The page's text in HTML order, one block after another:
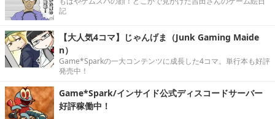
記
【大人気4コマ】じゃんげま（Junk Gaming Maide
n）
Game*Sparkの一大コンテンツに成長した4コマ。単行本も好評
発売中！
Game*Spark/インサイド公式ディスコードサーバー
好評稼働中！